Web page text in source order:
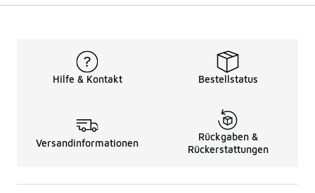
Hilfe & Kontakt Bestellstatus
Versandinformationen
Rückgaben &
Rückerstattungen